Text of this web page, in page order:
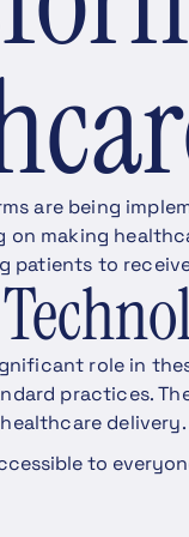
are being
on making
patients to
role in
practices.
delivery.
to